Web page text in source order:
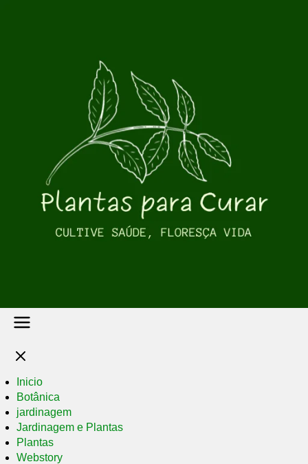
Inicio
Botânica
jardinagem
Jardinagem e Plantas
Plantas
Webstory